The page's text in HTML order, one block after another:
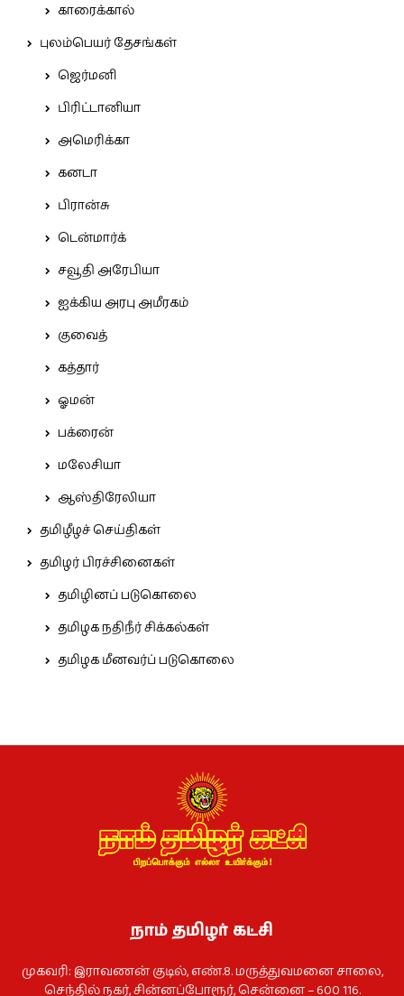
காரைக்கால்
புலம்பெயர் தேசங்கள்
ஜெர்மனி
பிரிட்டானியா
அமெரிக்கா
கனடா
பிரான்சு
டென்மார்க்
சவூதி அரேபியா
ஐக்கிய அரபு அமீரகம்
குவைத்
கத்தார்
ஓமன்
பக்ரைன்
மலேசியா
ஆஸ்திரேலியா
தமிழீழச் செய்திகள்
தமிழர் பிரச்சினைகள்
தமிழினப் படுகொலை
தமிழக நதிநீர் சிக்கல்கள்
தமிழக மீனவர்ப் படுகொலை
நாம் தமிழர் கட்சி
முகவரி: இராவணன் குடில், எண்.8. மருத்துவமனை சாலை,
செந்தில் நகர், சின்னப்போரூர், சென்னை – 600 116.